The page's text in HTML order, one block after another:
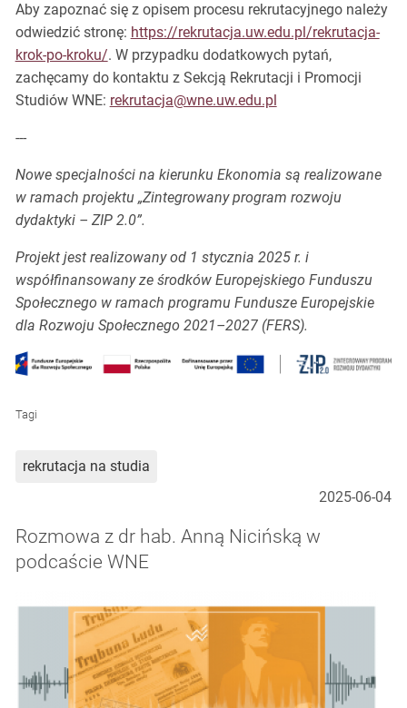
Aby zapoznać się z opisem procesu rekrutacyjnego należy
odwiedzić stronę: https://rekrutacja.uw.edu.pl/rekrutacja-
krok-po-kroku/. W przypadku dodatkowych pytań,
zachęcamy do kontaktu z Sekcją Rekrutacji i Promocji
Studiów WNE: rekrutacja@wne.uw.edu.pl
---
Nowe specjalności na kierunku Ekonomia są realizowane
w ramach projektu „Zintegrowany program rozwoju
dydaktyki – ZIP 2.0”.
Projekt jest realizowany od 1 stycznia 2025 r. i
współfinansowany ze środków Europejskiego Funduszu
Społecznego w ramach programu Fundusze Europejskie
dla Rozwoju Społecznego 2021–2027 (FERS).
Tagi
rekrutacja na studia
2025-06-04
Rozmowa z dr hab. Anną Nicińską w
podcaście WNE